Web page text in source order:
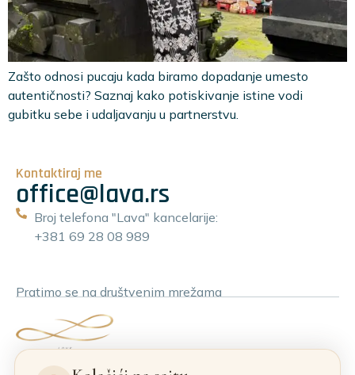
Zašto odnosi pucaju kada biramo dopadanje umesto
autentičnosti? Saznaj kako potiskivanje istine vodi
gubitku sebe i udaljavanju u partnerstvu.
Kontaktiraj me
office@lava.rs
Broj telefona "Lava" kancelarije:
+381 69 28 08 989
Pratimo se na društvenim mrežama